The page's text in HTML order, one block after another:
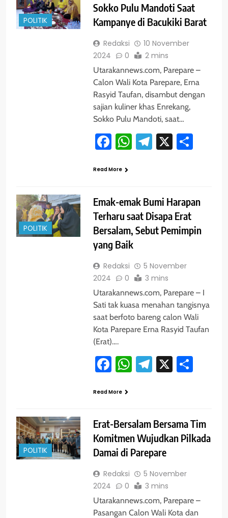
POLITIK
Sokko Pulu Mandoti Saat
Kampanye di Bacukiki Barat
Redaksi
10 November
2024
0 2 mins
Utarakannews.com, Parepare –
Calon Wali Kota Parepare, Erna
Rasyid Taufan, disambut dengan
sajian kuliner khas Enrekang,
Sokko Pulu Mandoti, saat…
Facebook
WhatsApp
Telegram
X
Read More
POLITIK
Emak-emak Bumi Harapan
Terharu saat Disapa Erat
Bersalam, Sebut Pemimpin
yang Baik
Redaksi
5 November
2024
0 3 mins
Utarakannews.com, Parepare – I
Sati tak kuasa menahan tangisnya
saat berfoto bareng calon Wali
Kota Parepare Erna Rasyid Taufan
(Erat)….
Facebook
WhatsApp
Telegram
X
Read More
POLITIK
Erat-Bersalam Bersama Tim
Komitmen Wujudkan Pilkada
Damai di Parepare
Redaksi
5 November
2024
0 3 mins
Utarakannews.com, Parepare –
Pasangan Calon Wali Kota dan